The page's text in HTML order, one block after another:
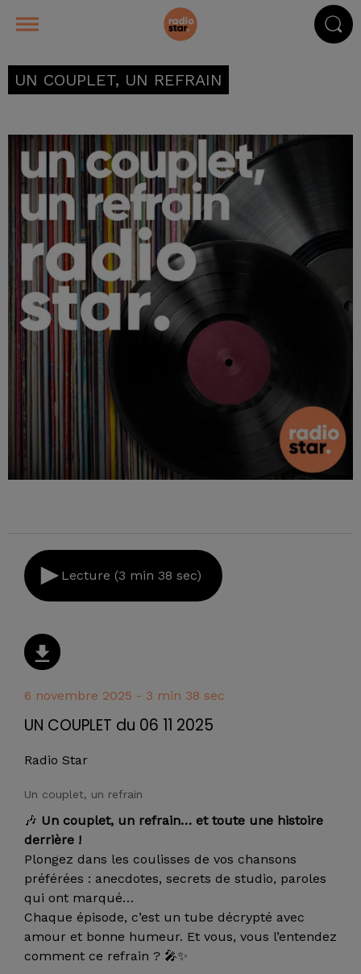
UN COUPLET, UN REFRAIN
Lecture (3 min 38 sec)
6 novembre 2025 - 3 min 38 sec
UN COUPLET du 06 11 2025
Radio Star
Un couplet, un refrain
🎶 Un couplet, un refrain… et toute une histoire
derrière !
Plongez dans les coulisses de vos chansons
préférées : anecdotes, secrets de studio, paroles
qui ont marqué…
Chaque épisode, c’est un tube décrypté avec
amour et bonne humeur. Et vous, vous l’entendez
comment ce refrain ? 🎤✨